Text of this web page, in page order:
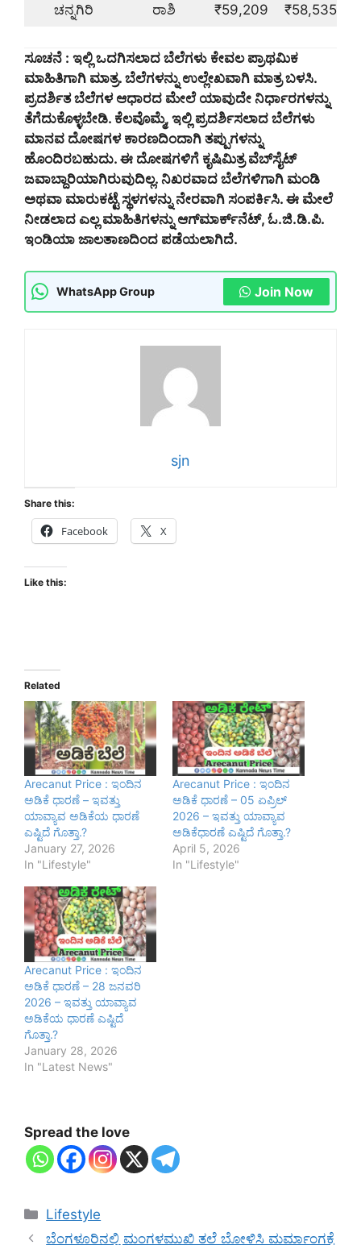
ಚನ್ನಗಿರಿ ರಾಶಿ ₹59,209 ₹58,535
ಸೂಚನೆ : ಇಲ್ಲಿ ಒದಗಿಸಲಾದ ಬೆಲೆಗಳು ಕೇವಲ ಪ್ರಾಥಮಿಕ
ಮಾಹಿತಿಗಾಗಿ ಮಾತ್ರ. ಬೆಲೆಗಳನ್ನು ಉಲ್ಲೇಖವಾಗಿ ಮಾತ್ರ ಬಳಸಿ.
ಪ್ರದರ್ಶಿತ ಬೆಲೆಗಳ ಆಧಾರದ ಮೇಲೆ ಯಾವುದೇ ನಿರ್ಧಾರಗಳನ್ನು
ತೆಗೆದುಕೊಳ್ಳಬೇಡಿ. ಕೆಲವೊಮ್ಮೆ, ಇಲ್ಲಿ ಪ್ರದರ್ಶಿಸಲಾದ ಬೆಲೆಗಳು
ಮಾನವ ದೋಷಗಳ ಕಾರಣದಿಂದಾಗಿ ತಪ್ಪುಗಳನ್ನು
ಹೊಂದಿರಬಹುದು. ಈ ದೋಷಗಳಿಗೆ ಕೃಷಿಮಿತ್ರ ವೆಬ್‌ಸೈಟ್
ಜವಾಬ್ದಾರಿಯಾಗಿರುವುದಿಲ್ಲ. ನಿಖರವಾದ ಬೆಲೆಗಳಿಗಾಗಿ ಮಂಡಿ
ಅಥವಾ ಮಾರುಕಟ್ಟೆ ಸ್ಥಳಗಳನ್ನು ನೇರವಾಗಿ ಸಂಪರ್ಕಿಸಿ. ಈ ಮೇಲೆ
ನೀಡಲಾದ ಎಲ್ಲ ಮಾಹಿತಿಗಳನ್ನು ಆಗ್‌ಮಾರ್ಕ್‌ನೆಟ್, ಓ.ಜಿ.ಡಿ.ಪಿ.
ಇಂಡಿಯಾ ಜಾಲತಾಣದಿಂದ ಪಡೆಯಲಾಗಿದೆ.
WhatsApp Group Join Now
sjn
Share this:
Facebook X
Like this:
Related
Arecanut Price : ಇಂದಿನ
ಅಡಿಕೆ ಧಾರಣೆ – ಇವತ್ತು
ಯಾವ್ಯಾವ ಅಡಿಕೆಯ ಧಾರಣೆ
ಎಷ್ಟಿದೆ ಗೊತ್ತಾ.?
January 27, 2026
In "Lifestyle"
Arecanut Price : ಇಂದಿನ
ಅಡಿಕೆ ಧಾರಣೆ – 05 ಏಪ್ರಿಲ್
2026 – ಇವತ್ತು ಯಾವ್ಯಾವ
ಅಡಿಕೆಧಾರಣೆ ಎಷ್ಟಿದೆ ಗೊತ್ತಾ.?
April 5, 2026
In "Lifestyle"
Arecanut Price : ಇಂದಿನ
ಅಡಿಕೆ ಧಾರಣೆ – 28 ಜನವರಿ
2026 – ಇವತ್ತು ಯಾವ್ಯಾವ
ಅಡಿಕೆಯ ಧಾರಣೆ ಎಷ್ಟಿದೆ
ಗೊತ್ತಾ.?
January 28, 2026
In "Latest News"
Spread the love
Categories
Lifestyle
ಬೆಂಗಳೂರಿನಲ್ಲಿ ಮಂಗಳಮುಖಿ ತಲೆ ಬೋಳಿಸಿ ಮರ್ಮಾಂಗಕ್ಕೆ